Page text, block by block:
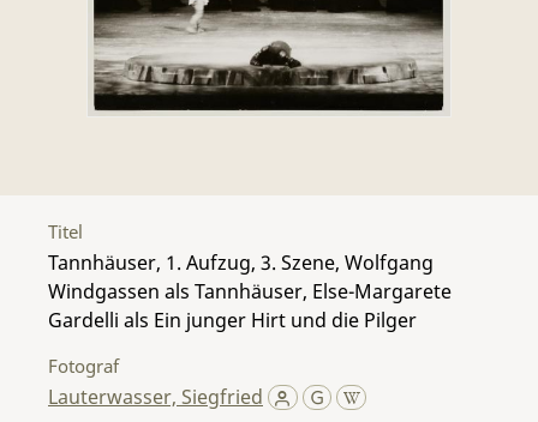
Titel
Tannhäuser, 1. Aufzug, 3. Szene, Wolfgang
Windgassen als Tannhäuser, Else-Margarete
Gardelli als Ein junger Hirt und die Pilger
Fotograf
Lauterwasser, Siegfried